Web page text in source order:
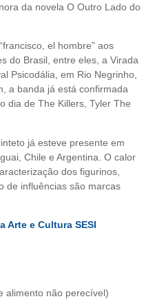
da novela O Outro Lado do
el hombre” aos
do Brasil, entre eles, a Virada
Psicodália, em Rio Negrinho,
a banda já está confirmada
dia de The Killers, Tyler The
já esteve presente em
Chile e Argentina. O calor
dos figurinos,
de influências são marcas
Arte e Cultura SESI
alimento não perecível)